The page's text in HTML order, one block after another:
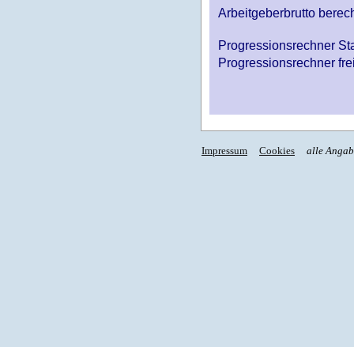
Arbeitgeberbrutto
Progressionsrechner
Progressionsrechner
Impressum Cookies alle